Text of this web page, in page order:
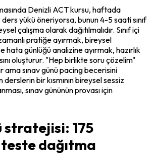
Denizli ACT kursu, haftada
yükü öneriyorsa, bunun 4-5 saati sınıf
çalışma olarak dağıtılmalıdır. Sınıf içi
pratiğe ayırmak, bireysel
hata günlüğü analizine ayırmak, hazırlık
oluşturur. "Hep birlikte soru çözelim"
sınav günü pacing becerisini
bir kısmının bireysel sessiz
sınav gününün provası için
stratejisi: 175
dağıtma